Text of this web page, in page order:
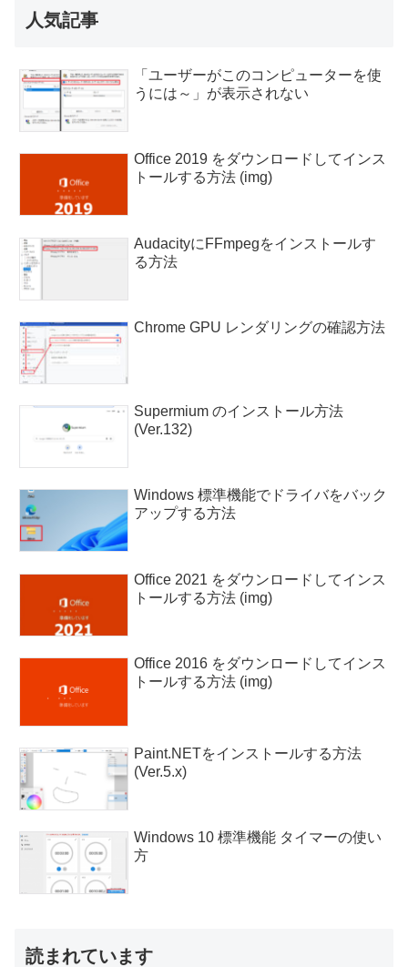
人気記事
「ユーザーがこのコンピューターを使
うには～」が表示されない
Office 2019 をダウンロードしてインス
トールする方法 (img)
AudacityにFFmpegをインストールす
る方法
Chrome GPU レンダリングの確認方法
Supermium のインストール方法
(Ver.132)
Windows 標準機能でドライバをバック
アップする方法
Office 2021 をダウンロードしてインス
トールする方法 (img)
Office 2016 をダウンロードしてインス
トールする方法 (img)
Paint.NETをインストールする方法
(Ver.5.x)
Windows 10 標準機能 タイマーの使い
方
読まれています